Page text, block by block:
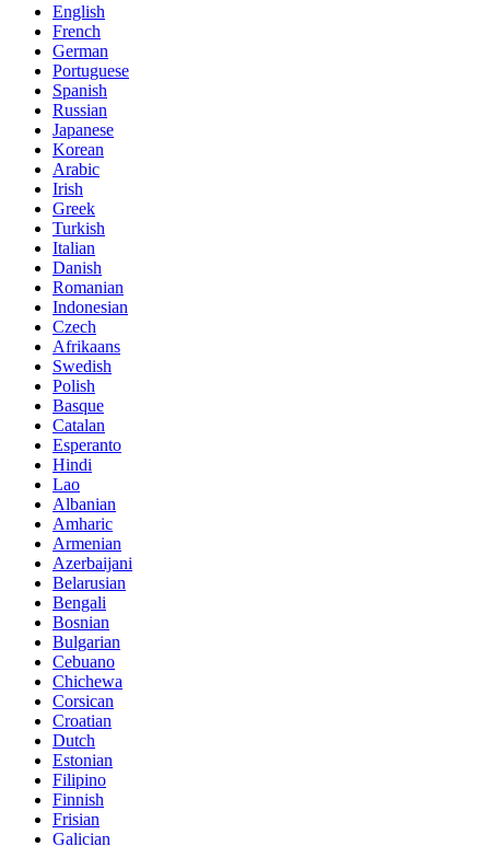
English
French
German
Portuguese
Spanish
Russian
Japanese
Korean
Arabic
Irish
Greek
Turkish
Italian
Danish
Romanian
Indonesian
Czech
Afrikaans
Swedish
Polish
Basque
Catalan
Esperanto
Hindi
Lao
Albanian
Amharic
Armenian
Azerbaijani
Belarusian
Bengali
Bosnian
Bulgarian
Cebuano
Chichewa
Corsican
Croatian
Dutch
Estonian
Filipino
Finnish
Frisian
Galician